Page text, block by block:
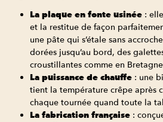
La plaque en fonte usinée :
et la restitue de façon
une pâte qui s’étale sans
dorées jusqu’au bord, des
croustillantes comme en
La puissance de chauffe : une
tient la température crêpe après
chaque tournée quand toute la
La fabrication française :